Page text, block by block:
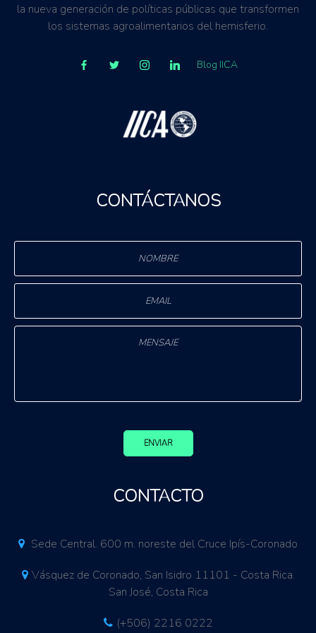
la nueva generación de políticas públicas que transformen
los sistemas agroalimentarios del hemisferio.
Blog IICA
CONTÁCTANOS
ENVIAR
CONTACTO
Sede Central. 600 m. noreste del Cruce Ipís-Coronado
Vásquez de Coronado, San Isidro 11101 - Costa Rica.
San José, Costa Rica
(+506) 2216 0222